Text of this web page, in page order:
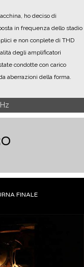
ho deciso di
in frequenza dello stadio
e non conplete di THD
degli amplificatori
condotte con carico
aberrazioni della forma.
FINALE